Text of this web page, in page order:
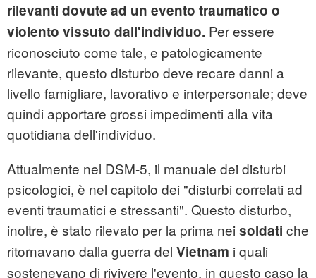
rilevanti dovute ad un evento traumatico o
violento vissuto dall'individuo. Per essere
riconosciuto come tale, e patologicamente
rilevante, questo disturbo deve recare danni a
livello famigliare, lavorativo e interpersonale; deve
quindi apportare grossi impedimenti alla vita
quotidiana dell'individuo.
Attualmente nel DSM-5, il manuale dei disturbi
psicologici, è nel capitolo dei "disturbi correlati ad
eventi traumatici e stressanti". Questo disturbo,
inoltre, è stato rilevato per la prima nei soldati che
ritornavano dalla guerra del Vietnam i quali
sostenevano di rivivere l'evento, in questo caso la